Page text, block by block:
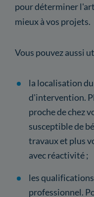
pour déterminer
mieux à vos projets.
Vous pouvez aussi
la localisation
d'intervention.
proche de chez
susceptible de
travaux et plus
avec réactivité ;
les
professionnel.